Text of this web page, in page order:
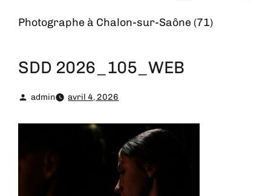
Photographe à Chalon-sur-Saône (71)
SDD 2026_105_WEB
admin avril 4, 2026